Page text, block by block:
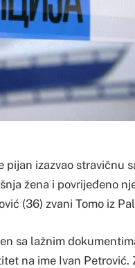
pijan izazvao
žena i povrijeđeno
(36) zvani Tomo iz
sa lažnim
na ime Ivan Petrović.